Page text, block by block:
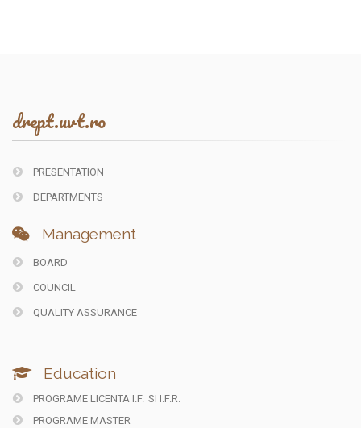
drept.uvt.ro
PRESENTATION
DEPARTMENTS
Management
BOARD
COUNCIL
QUALITY ASSURANCE
Education
PROGRAME LICENTA I.F. SI I.F.R.
PROGRAME MASTER